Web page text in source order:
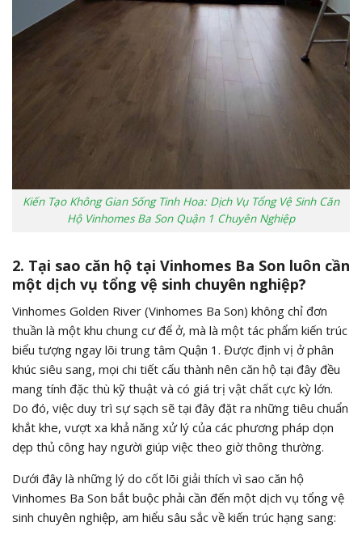
Kiến Tạo Không Gian Sống Tinh Hoa: Dịch Vụ Tổng Vệ Sinh Căn
Hộ Vinhomes Ba Son Quận 1 Chuyên Nghiệp
2. Tại sao căn hộ tại Vinhomes Ba Son luôn cần
một dịch vụ tổng vệ sinh chuyên nghiệp?
Vinhomes Golden River (Vinhomes Ba Son) không chỉ đơn
thuần là một khu chung cư để ở, mà là một tác phẩm kiến trúc
biểu tượng ngay lõi trung tâm Quận 1. Được định vị ở phân
khúc siêu sang, mọi chi tiết cấu thành nên căn hộ tại đây đều
mang tính đặc thù kỹ thuật và có giá trị vật chất cực kỳ lớn.
Do đó, việc duy trì sự sạch sẽ tại đây đặt ra những tiêu chuẩn
khắt khe, vượt xa khả năng xử lý của các phương pháp dọn
dẹp thủ công hay người giúp việc theo giờ thông thường.
Dưới đây là những lý do cốt lõi giải thích vì sao căn hộ
Vinhomes Ba Son bắt buộc phải cần đến một dịch vụ tổng vệ
sinh chuyên nghiệp, am hiểu sâu sắc về kiến trúc hạng sang: